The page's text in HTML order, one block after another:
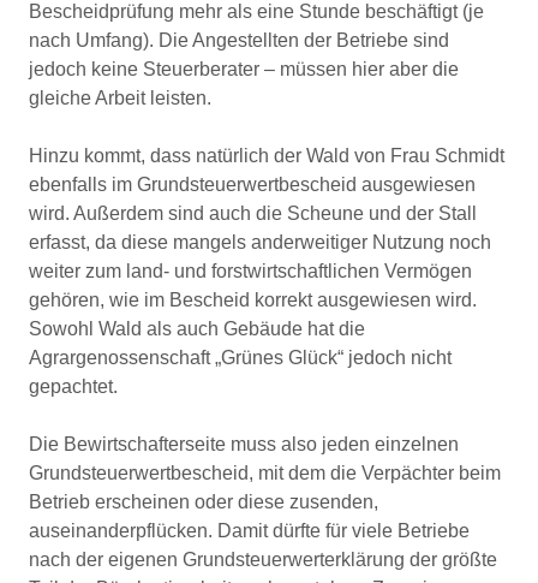
Bescheidprüfung mehr als eine Stunde beschäftigt (je
nach Umfang). Die Angestellten der Betriebe sind
jedoch keine Steuerberater – müssen hier aber die
gleiche Arbeit leisten.
Hinzu kommt, dass natürlich der Wald von Frau Schmidt
ebenfalls im Grundsteuerwertbescheid ausgewiesen
wird. Außerdem sind auch die Scheune und der Stall
erfasst, da diese mangels anderweitiger Nutzung noch
weiter zum land- und forstwirtschaftlichen Vermögen
gehören, wie im Bescheid korrekt ausgewiesen wird.
Sowohl Wald als auch Gebäude hat die
Agrargenossenschaft „Grünes Glück“ jedoch nicht
gepachtet.
Die Bewirtschafterseite muss also jeden einzelnen
Grundsteuerwertbescheid, mit dem die Verpächter beim
Betrieb erscheinen oder diese zusenden,
auseinanderpflücken. Damit dürfte für viele Betriebe
nach der eigenen Grundsteuerwerterklärung der größte